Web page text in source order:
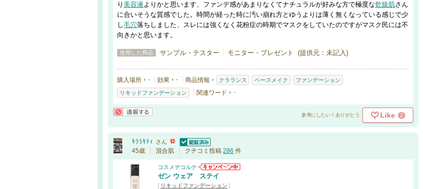
り 美容液よりかと思います、ファンデ感があまりなくてナチュラルが好みな方で極度な乾燥肌さん
に合いそうな質感でした。時間が経った時に汚い崩れ方とゆうよりは薄く無くなっている感じで少
し毛穴落ちしました、スレには強くなく花粉症の時期でマスクをしていたのですがマスク民には不
向きかと思います。
使用した商品 サンプル・テスター モニター・プレゼント (提供元：未記入)
購入場所 - 効果 - 商品情報 クラランス ベースメイク ファンデーション
リキッドファンデーション 関連ワード -
参考にしたい！ありがとう Like 2
ｷﾗﾗｷﾃｨ
さん
認証済
45歳 混合肌 クチコミ投稿 286 件
コスメデコルテ
ゼン ウェア ステイ
[ リキッドファンデーション ]